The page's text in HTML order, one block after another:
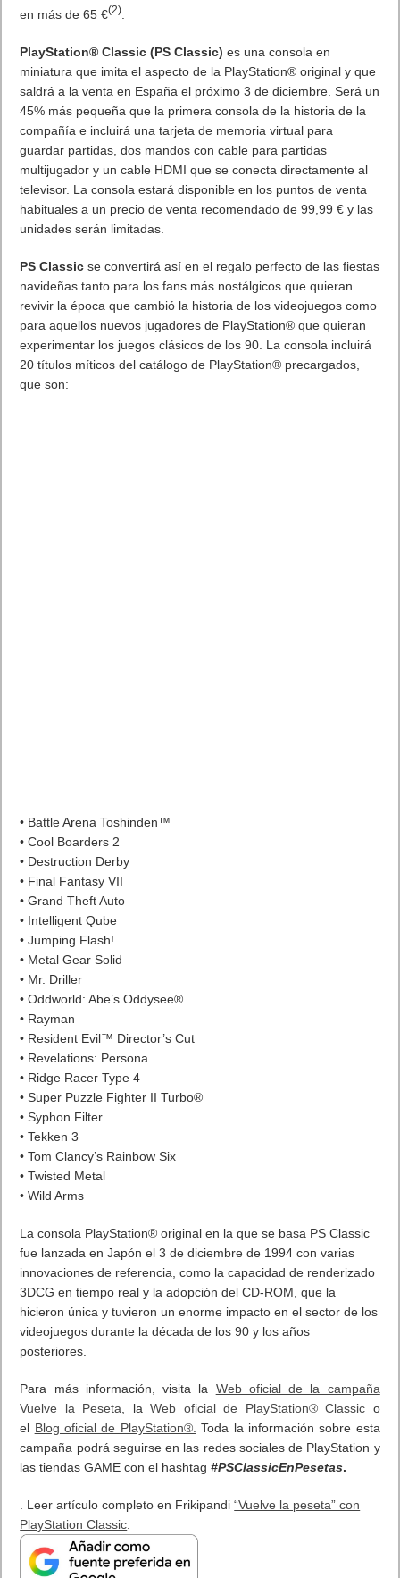
en más de 65 €(2)
PlayStation® Classic (PS Classic) es una consola en
miniatura que imita el aspecto de la PlayStation® original y que
saldrá a la venta en España el próximo 3 de diciembre. Será un
45% más pequeña que la primera consola de la historia de la
compañía e incluirá una tarjeta de memoria virtual para
guardar partidas, dos mandos con cable para partidas
multijugador y un cable HDMI que se conecta directamente al
televisor. La consola estará disponible en los puntos de venta
habituales a un precio de venta recomendado de 99,99 € y las
unidades serán limitadas.
PS Classic se convertirá así en el regalo perfecto de las fiestas
navideñas tanto para los fans más nostálgicos que quieran
revivir la época que cambió la historia de los videojuegos como
para aquellos nuevos jugadores de PlayStation® que quieran
experimentar los juegos clásicos de los 90. La consola incluirá
20 títulos míticos del catálogo de PlayStation® precargados,
que son:
• Battle Arena Toshinden™
• Cool Boarders 2
• Destruction Derby
• Final Fantasy VII
• Grand Theft Auto
• Intelligent Qube
• Jumping Flash!
• Metal Gear Solid
• Mr. Driller
• Oddworld: Abe’s Oddysee®
• Rayman
• Resident Evil™ Director’s Cut
• Revelations: Persona
• Ridge Racer Type 4
• Super Puzzle Fighter II Turbo®
• Syphon Filter
• Tekken 3
• Tom Clancy’s Rainbow Six
• Twisted Metal
• Wild Arms
La consola PlayStation® original en la que se basa PS Classic
fue lanzada en Japón el 3 de diciembre de 1994 con varias
innovaciones de referencia, como la capacidad de renderizado
3DCG en tiempo real y la adopción del CD-ROM, que la
hicieron única y tuvieron un enorme impacto en el sector de los
videojuegos durante la década de los 90 y los años
posteriores.
Para más información, visita la Web oficial de la campaña
Vuelve la Peseta , laWeb oficial de PlayStation® Classic o
el Blog oficial de PlayStation®. Toda la información sobre esta
campaña podrá seguirse en las redes sociales de PlayStation y
las tiendas GAME con el hashtag#PSClassicEnPesetas.
. Leer artículo completo en Frikipandi“Vuelve la peseta” con
PlayStation Classic